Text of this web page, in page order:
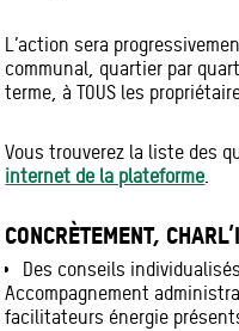
L’action sera
communal, quartier par
terme, à TOUS les
Vous trouverez la liste des
internet de la plateforme.
CONCRÈTEMENT,
Des conseils individualisés
Accompagnement
facilitateurs énergie